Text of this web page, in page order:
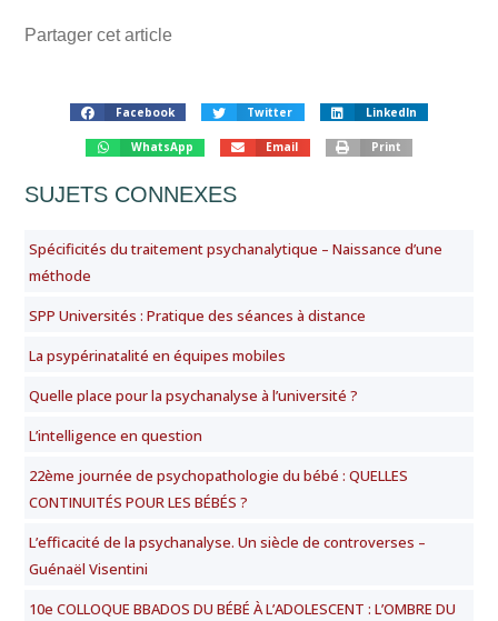
Partager cet article
Facebook Twitter LinkedIn
WhatsApp Email Print
SUJETS CONNEXES
Spécificités du traitement psychanalytique – Naissance d’une
méthode
SPP Universités : Pratique des séances à distance
La psypérinatalité en équipes mobiles
Quelle place pour la psychanalyse à l’université ?
L’intelligence en question
22ème journée de psychopathologie du bébé : QUELLES
CONTINUITÉS POUR LES BÉBÉS ?
L’efficacité de la psychanalyse. Un siècle de controverses –
Guénaël Visentini
10e COLLOQUE BBADOS DU BÉBÉ À L’ADOLESCENT : L’OMBRE DU